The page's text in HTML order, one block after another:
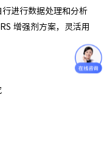
进行数据处理和分析
增强剂方案，灵活用